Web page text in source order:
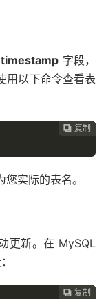
timestamp 字段，
用以下命令查看表
 复制
 复制
 复制
 复制
 复制
 复制
 复制
 复制
 复制
 复制
您实际的表名。
更新。在 MySQL
 复制
 复制
 复制
 复制
 复制
 复制
 复制
 复制
 复制